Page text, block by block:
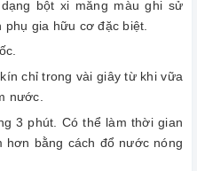
bột xi măng màu ghi sử
gia hữu cơ đặc biệt.
chỉ trong vài giây từ khi vữa
nước.
3 phút. Có thể làm thời gian
hơn bằng cách đổ nước nóng